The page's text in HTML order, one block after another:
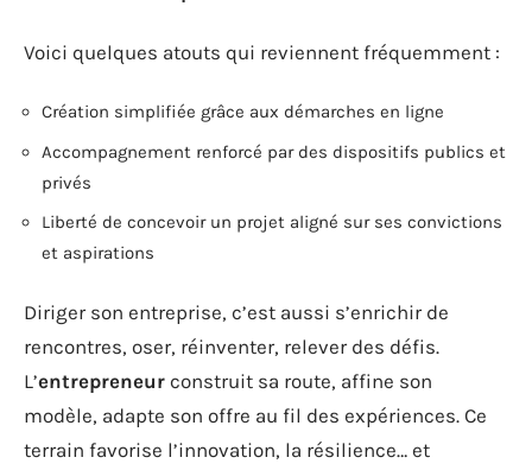
Voici quelques atouts qui reviennent fréquemment :
Création simplifiée grâce aux démarches en ligne
Accompagnement renforcé par des dispositifs publics et
privés
Liberté de concevoir un projet aligné sur ses convictions
et aspirations
Diriger son entreprise, c’est aussi s’enrichir de
rencontres, oser, réinventer, relever des défis.
L’entrepreneur construit sa route, affine son
modèle, adapte son offre au fil des expériences. Ce
terrain favorise l’innovation, la résilience… et